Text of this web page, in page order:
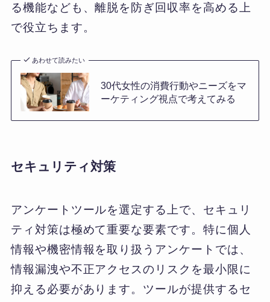
る機能なども、離脱を防ぎ回収率を高める上
で役立ちます。
あわせて読みたい
30代女性の消費行動やニーズをマ
ーケティング視点で考えてみる
セキュリティ対策
アンケートツールを選定する上で、セキュリ
ティ対策は極めて重要な要素です。特に個人
情報や機密情報を取り扱うアンケートでは、
情報漏洩や不正アクセスのリスクを最小限に
抑える必要があります。ツールが提供するセ